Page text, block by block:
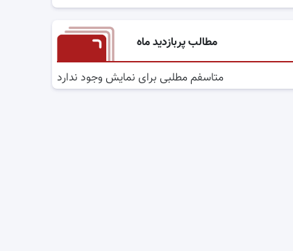
مطالب پربازدید ماه
متاسفم مطلبی برای نمایش وجود ندارد